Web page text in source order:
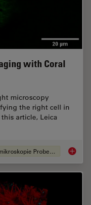
with Coral
microscopy
the right cell in
article, Leica
Elektronenmikroskopie Probenvorbereitung How to